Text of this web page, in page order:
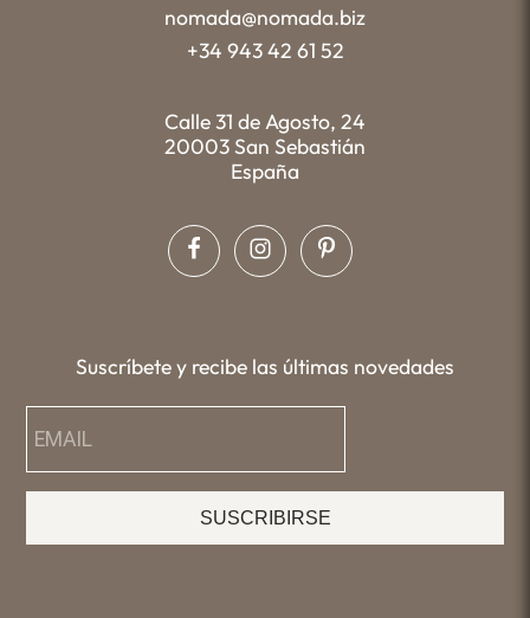
nomada@nomada.biz
+34 943 42 61 52
Calle 31 de Agosto, 24
20003 San Sebastián
España
Suscríbete y recibe las últimas novedades
SUSCRIBIRSE